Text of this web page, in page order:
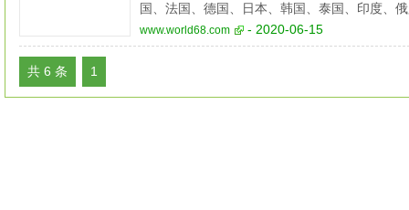
国、法国、德国、日本、韩国、泰国、印度、
www.world68.com - 2020-06-15
共 6 条 1